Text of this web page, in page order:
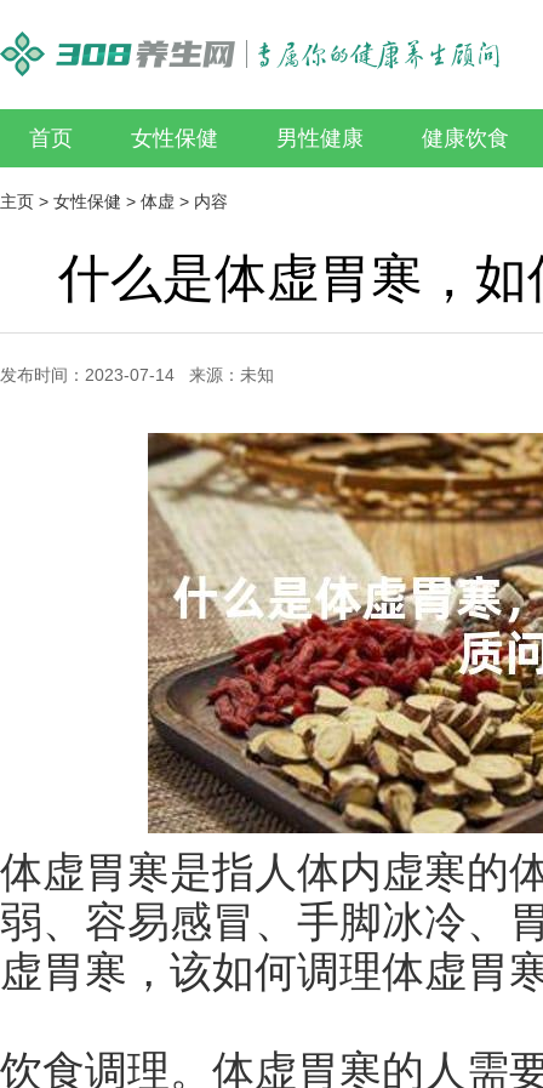
首页 女性保健 男性健康 健康饮食
主页 > 女性保健 > 体虚 > 内容
什么是体虚胃寒，
发布时间：2023-07-14 来源：未知
体虚胃寒是指人体内虚寒的
弱、容易感冒、手脚冰冷、
虚胃寒，该如何调理体虚胃
饮食调理。体虚胃寒的人需